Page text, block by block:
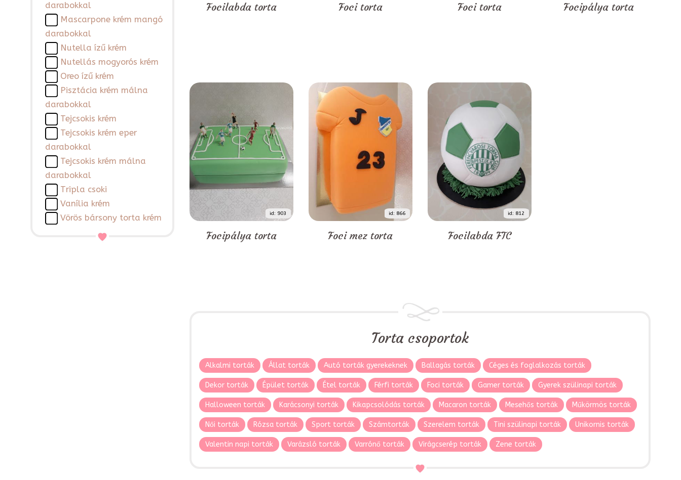
darabokkal
Mascarpone krém mangó
darabokkal
Nutella ízű krém
Nutellás mogyorós krém
Oreo ízű krém
Pisztácia krém málna
darabokkal
Tejcsokis krém
Tejcsokis krém eper
darabokkal
Tejcsokis krém málna
darabokkal
Tripla csoki
Vanília krém
Vörös bársony torta krém
Focilabda torta Foci torta Foci torta Focipálya torta
id: 903
Focipálya torta
id: 866
Foci mez torta
id: 812
Focilabda FTC
Torta csoportok
Alkalmi torták Állat torták Autó torták gyerekeknek Ballagás torták Céges és foglalkozás torták
Dekor torták Épület torták Étel torták Férfi torták Foci torták Gamer torták Gyerek szülinapi torták
Halloween torták Karácsonyi torták Kikapcsolódás torták Macaron torták Mesehős torták Műkörmös torták
Női torták Rózsa torták Sport torták Számtorták Szerelem torták Tini szülinapi torták Unikornis torták
Valentin napi torták Varázsló torták Varrónő torták Virágcserép torták Zene torták